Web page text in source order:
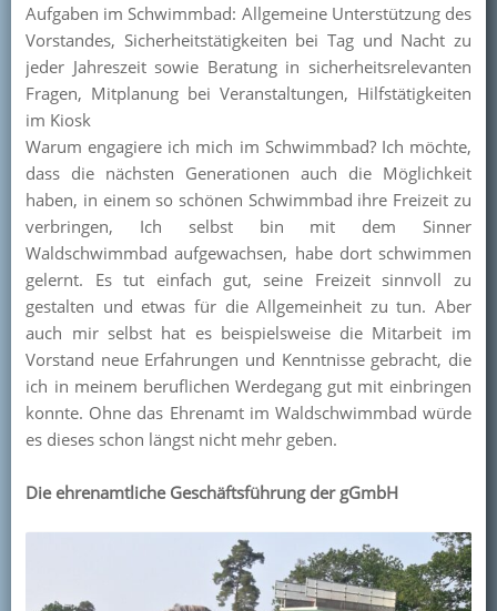
Aufgaben im Schwimmbad: Allgemeine Unterstützung des
Vorstandes, Sicherheitstätigkeiten bei Tag und Nacht zu
jeder Jahreszeit sowie Beratung in sicherheitsrelevanten
Fragen, Mitplanung bei Veranstaltungen, Hilfstätigkeiten
im Kiosk
Warum engagiere ich mich im Schwimmbad? Ich möchte,
dass die nächsten Generationen auch die Möglichkeit
haben, in einem so schönen Schwimmbad ihre Freizeit zu
verbringen, Ich selbst bin mit dem Sinner
Waldschwimmbad aufgewachsen, habe dort schwimmen
gelernt. Es tut einfach gut, seine Freizeit sinnvoll zu
gestalten und etwas für die Allgemeinheit zu tun. Aber
auch mir selbst hat es beispielsweise die Mitarbeit im
Vorstand neue Erfahrungen und Kenntnisse gebracht, die
ich in meinem beruflichen Werdegang gut mit einbringen
konnte. Ohne das Ehrenamt im Waldschwimmbad würde
es dieses schon längst nicht mehr geben.
Die ehrenamtliche Geschäftsführung der gGmbH